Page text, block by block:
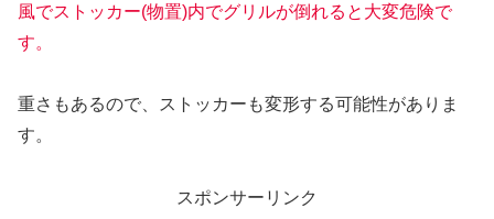
風でストッカー(物置)内でグリルが倒れると大変危険で
す。
重さもあるので、ストッカーも変形する可能性がありま
す。
スポンサーリンク